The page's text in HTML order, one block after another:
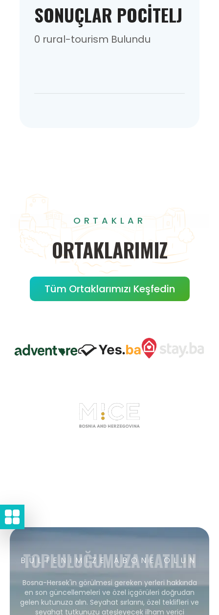
SONUÇLAR POCITELJ
0 rural-tourism Bulundu
ORTAKLAR
ORTAKLARIMIZ
Tüm Ortaklarımızı Keşfedin
BÜLTENIMIZE ABONE OLUN
TOPLULUĞUMUZA KATILIN
Bosna-Hersek'in görülmesi gereken yerleri hakkında
en son güncellemeleri ve özel içgörüleri doğrudan
gelen kutunuza alın. Seyahat sırlarını, özel teklifleri ve
seyahat tutkunuzu ateşleyecek ilham verici